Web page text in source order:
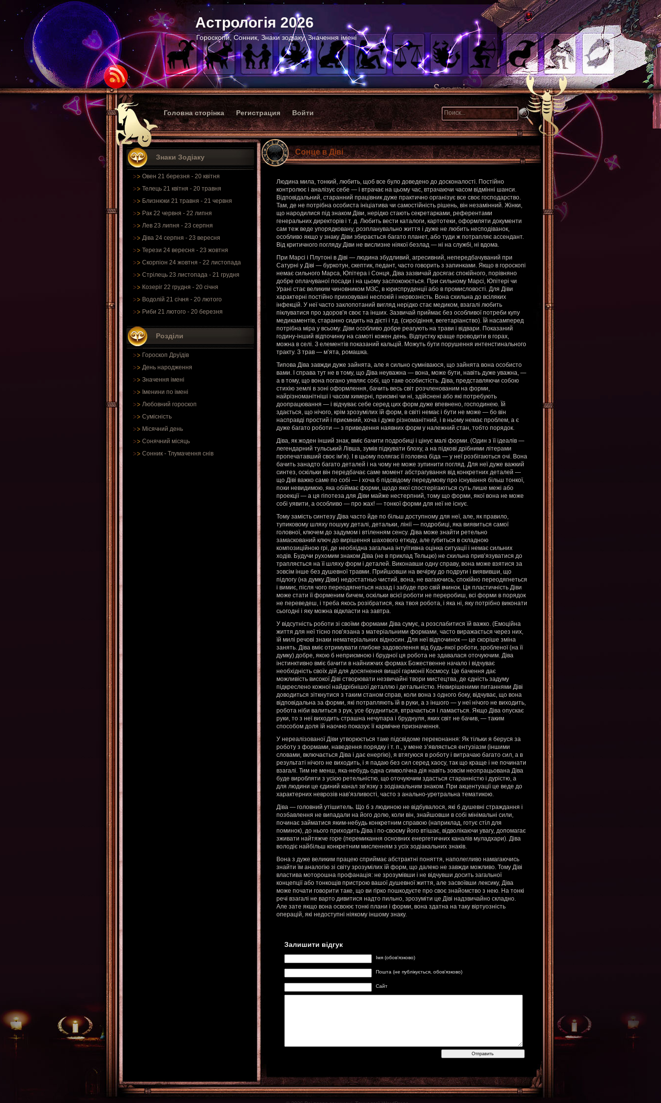
Астрологія 2026
Гороскопи, Сонник, Знаки зодіаку, Значення імені
Головна сторінка Регистрация Войти
Знаки Зодіаку
Овен 21 березня - 20 квітня
Телець 21 квітня - 20 травня
Близнюки 21 травня - 21 червня
Рак 22 червня - 22 липня
Лев 23 липня - 23 серпня
Діва 24 серпня - 23 вересня
Терези 24 вересня - 23 жовтня
Скорпіон 24 жовтня - 22 листопада
Стрілець 23 листопада - 21 грудня
Козеріг 22 грудня - 20 січня
Водолій 21 січня - 20 лютого
Риби 21 лютого - 20 березня
Розділи
Гороскоп Друїдів
День народження
Значення імені
Іменини по імені
Любовний гороскоп
Сумісність
Місячний день
Сонячний місяць
Сонник - Тлумачення снів
Сонце в Діві
Людина мила, тонкий, любить, щоб все було доведено до досконалості. Постійно
контролює і аналізує себе — і втрачає на цьому час, втрачаючи часом відмінні шанси.
Відповідальний, старанний працівник дуже практично організує все своє господарство.
Там, де не потрібна особиста ініціатива чи самостійність рішень, він незамінний. Жінки,
що народилися під знаком Діви, нерідко стають секретарками, референтами
генеральних директорів і т. д. Любить вести каталоги, картотеки, оформляти документи
сам теж веде упорядковану, розпланувально життя і дуже не любить несподіванок,
особливо якщо у знаку Діви збирається багато планет, або туди ж потрапляє ассендант.
Від критичного погляду Діви не вислизне ніякої безлад — ні на службі, ні вдома.
При Марсі і Плутоні в Діві — людина збудливий, агресивний, непередбачуваний при
Сатурні у Діві — буркотун, скептик, педант, часто говорить з запинками. Якщо в гороскопі
немає сильного Марса, Юпітера і Сонця, Діва зазвичай досягає спокійного, порівняно
добре оплачуваної посади і на цьому заспокоюється. При сильному Марсі, Юпітері чи
Урані стає великим чиновником МЗС, в юриспруденції або в промисловості. Для Діви
характерні постійно приховувані неспокій і нервозність. Вона схильна до всіляких
інфекцій. У неї часто заклопотаний вигляд нерідко стає медиком, взагалі любить
піклуватися про здоров’я своє та інших. Зазвичай приймає без особливої потреби купу
медикаментів, старанно сидить на дієті і тд. (сироїдіння, вегетаріанство). Їй насамперед
потрібна міра у всьому. Діви особливо добре реагують на трави і відвари. Показаний
годину-інший відпочинку на самоті кожен день. Відпустку краще проводити в горах,
можна в селі. З елементів показаний кальцій. Можуть бути порушення интенстинального
тракту. З трав — м’ята, ромашка.
Типова Діва завжди дуже зайнята, але я сильно сумніваюся, що зайнята вона особисто
вами. І справа тут не в тому, що Діва неуважна — вона, може бути, навіть дуже уважна, —
а в тому, що вона погано уявляє собі, що таке особистість. Діва, представляючи собою
стихію землі в зоні оформлення, бачить весь світ розчленованим на форми,
найрізноманітніші і часом химерні, приємні чи ні, здійснені або які потребують
доопрацювання — і відчуває себе серед цих форм дуже впевнено, господинею. Їй
здається, що нічого, крім зрозумілих їй форм, в світі немає і бути не може — бо він
насправді простий і приємний, хоча і дуже різноманітний, і в ньому немає проблем, а є
дуже багато роботи — з приведення наявних форм у належний стан, тобто порядок.
Діва, як жоден інший знак, вміє бачити подробиці і цінує малі форми. (Один з її ідеалів —
легендарний тульський Лівша, зумів підкувати блоху, а на підкові дрібними літерами
пропечатавший своє ім’я). І в цьому полягає її головна біда — у неї розбігаються очі. Вона
бачить занадто багато деталей і на чому не може зупинити погляд. Для неї дуже важкий
синтез, оскільки він передбачає саме момент абстрагування від конкретних деталей —
що Діві важко саме по собі — і хоча б підсвідому передумову про існування більш тонкої,
поки невидимою, яка обіймає форми, щодо якої спостерігаються суть лише межі або
проекції — а ця гіпотеза для Діви майже нестерпний, тому що форми, якої вона не може
собі уявити, а особливо — про жах! — тонкої форми для неї не існує.
Тому замість синтезу Діва часто йде по більш доступному для неї, але, як правило,
тупиковому шляху пошуку деталі, детальки, лінії — подробиці, яка виявиться самої
головної, ключем до задумом і втіленням сенсу. Діва може знайти ретельно
замаскований ключ до вирішення шахового етюду, але губиться в складною
композиційною грі, де необхідна загальна інтуїтивна оцінка ситуації і немає сильних
ходів. Будучи рухомим знаком Діва (не в приклад Тельцю) не схильна прив’язуватися до
трапляється на її шляху форм і деталей. Виконавши одну справу, вона може взятися за
зовсім інше без душевної травми. Прийшовши на вечірку до подруги і виявивши, що
підлогу (на думку Діви) недостатньо чистий, вона, не вагаючись, спокійно переодягнеться
і вимиє, після чого переодягнеться назад і забуде про свій вчинок. Ця пластичність Діви
може стати її форменим бичем, оскільки всієї роботи не переробиш, всі форми в порядок
не переведеш, і треба якось розібратися, яка твоя робота, і яка ні, яку потрібно виконати
сьогодні і яку можна відкласти на завтра.
У відсутність роботи зі своїми формами Діва сумує, а розслабитися їй важко. (Емоційна
життя для неї тісно пов’язана з матеріальними формами, часто виражається через них,
їй милі речові знаки нематеріальних відносин. Для неї відпочинок — це скоріше зміна
занять. Діва вміє отримувати глибоке задоволення від будь-якої роботи, зробленої (на її
думку) добре, якою б неприємною і брудної ця робота не здавалася оточуючим. Діва
інстинктивно вміє бачити в найнижчих формах Божественне начало і відчуває
необхідність своїх дій для досягнення вищої гармонії Космосу. Це бачення дає
можливість високої Діві створювати незвичайні твори мистецтва, де єдність задуму
підкреслено кожної найдрібнішої деталлю і детальністю. Невирішеними питаннями Діві
доводиться зіткнутися з таким станом справ, коли вона з одного боку, відчуває, що вона
відповідальна за форми, які потрапляють їй в руки, а з іншого — у неї нічого не виходить,
робота ніби валиться з рук, усе брудниться, втрачається і ламається. Якщо Діва опускає
руки, то з неї виходить страшна нечупара і бруднуля, яких світ не бачив, — таким
способом доля їй наочно показує її кармічне призначення.
У нереалізованої Діви утворюється таке підсвідоме переконання: Як тільки я беруся за
роботу з формами, наведення порядку і т. п., у мене з’являється ентузіазм (іншими
словами, включається Діва і дає енергію), я втягуюся в роботу і витрачаю багато сил, а в
результаті нічого не виходить, і я падаю без сил серед хаосу, так що краще і не починати
взагалі. Тим не менш, яка-небудь одна символічна дія навіть зовсім неопрацьована Діва
буде виробляти з усією ретельністю, що оточуючим здасться старанністю і дурістю, а
для людини це єдиний канал зв’язку з зодіакальним знаком. При акцентуації це веде до
характерних неврозів нав’язливості, часто з анально-уретральна тематикою.
Діва — головний утішитель. Що б з людиною не відбувалося, які б душевні страждання і
позбавлення не випадали на його долю, коли він, знайшовши в собі мінімальні сили,
починає займатися яким-небудь конкретним справою (наприклад, готує стіл для
поминок), до нього приходить Діва і по-своєму його втішає, відволікаючи увагу, допомагає
зживати найтяжче горе (перемикання основних енергетичних каналів муладхари). Діва
володіє найбільш конкретним мисленням з усіх зодіакальних знаків.
Вона з дуже великим працею сприймає абстрактні поняття, наполегливо намагаючись
знайти їм аналогію зі світу зрозумілих їй форм, що далеко не завжди можливо. Тому Діві
властива моторошна профанація: не зрозумівши і не відчувши досить загальної
концепції або тонкощів пристрою вашої душевної життя, але засвоївши лексику, Діва
може почати говорити таке, що ви гірко пошкодуєте про своє знайомство з нею. На тонкі
речі взагалі не варто дивитися надто пильно, зрозуміти це Діві надзвичайно складно.
Але зате якщо вона освоює тонкі плани і форми, вона здатна на таку віртуозність
операцій, які недоступні ніякому іншому знаку.
Залишити відгук
Імя (обов'язково)
Пошта (не публікується, обов'язково)
Сайт